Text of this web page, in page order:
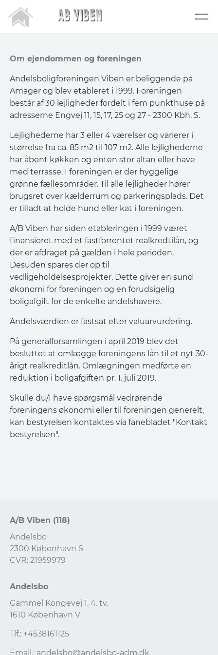
Om ejendommen og foreningen
Andelsboligforeningen Viben er beliggende på
Amager og blev etableret i 1999. Foreningen
består af 30 lejligheder fordelt i fem punkthuse på
adresserne Engvej 11, 15, 17, 25 og 27 - 2300 Kbh. S.
Lejlighederne har 3 eller 4 værelser og varierer i
størrelse fra ca. 85 m2 til 107 m2. Alle lejlighederne
har åbent køkken og enten stor altan eller have
med terrasse. I foreningen er der hyggelige
grønne fællesområder. Til alle lejligheder hører
brugsret over kælderrum og parkeringsplads. Det
er tilladt at holde hund eller kat i foreningen.
A/B Viben har siden etableringen i 1999 været
finansieret med et fastforrentet realkredtilån, og
der er afdraget på gælden i hele perioden.
Desuden spares der op til
vedligeholdelsesprojekter. Dette giver en sund
økonomi for foreningen og en forudsigelig
boligafgift for de enkelte andelshavere.
Andelsværdien er fastsat efter valuarvurdering.
På generalforsamlingen i april 2019 blev det
besluttet at omlægge foreningens lån til et nyt 30-
årigt realkreditlån. Omlægningen medførte en
reduktion i boligafgiften pr. 1. juli 2019.
Skulle du/I have spørgsmål vedrørende
foreningens økonomi eller til foreningen generelt,
kan bestyrelsen kontaktes via fanebladet "Kontakt
bestyrelsen".
A/B Viben (118)
Andelsbo
2300 København S
CVR: 21959979
Andelsbo
Gammel Kongevej 1, 4. tv.
1610 København V
Tlf.: +4538161125
Email.: andelsbo@andelsbo-adm.dk